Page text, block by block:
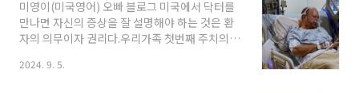
Book)이었어요. 그때부터 뭔가 잘못된 것 같은
느낌~~~ 이 쏴아한 느낌은 뭐지? 계산원이 할머
니에게 지불해야 할 금액을 알려줬는데 ,수표장
안들려셔서 계산원에게 금액을 다시 묻고 또 물
미영이(미국영어) 오빠 블로그 미국에서 닥터를
만나면 자신의 증상을 잘 설명해야 하는 것은 환
자의 의무이자 권리다.우리가족 첫번째 주치의는
부의 친절한 흑인이었고, 세번째 주치의는 한국
2024. 9. 5.